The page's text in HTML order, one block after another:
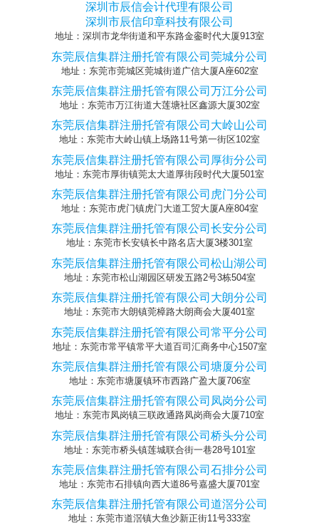
深圳市辰信会计代理有限公司
深圳市辰信印章科技有限公司
地址：深圳市龙华街道和平东路金銮时代大厦913室
东莞辰信集群注册托管有限公司莞城分公司
地址：东莞市莞城区莞城街道广信大厦A座602室
东莞辰信集群注册托管有限公司万江分公司
地址：东莞市万江街道大莲塘社区鑫源大厦302室
东莞辰信集群注册托管有限公司大岭山公司
地址：东莞市大岭山镇上场路11号第一街区102室
东莞辰信集群注册托管有限公司厚街分公司
地址：东莞市厚街镇莞太大道厚街段时代大厦501室
东莞辰信集群注册托管有限公司虎门分公司
地址：东莞市虎门镇虎门大道工贸大厦A座804室
东莞辰信集群注册托管有限公司长安分公司
地址：东莞市长安镇长中路名店大厦3楼301室
东莞辰信集群注册托管有限公司松山湖公司
地址：东莞市松山湖园区研发五路2号3栋504室
东莞辰信集群注册托管有限公司大朗分公司
地址：东莞市大朗镇莞樟路大朗商会大厦401室
东莞辰信集群注册托管有限公司常平分公司
地址：东莞市常平镇常平大道百司汇商务中心1507室
东莞辰信集群注册托管有限公司塘厦分公司
地址：东莞市塘厦镇环市西路广盈大厦706室
东莞辰信集群注册托管有限公司凤岗分公司
地址：东莞市凤岗镇三联政通路凤岗商会大厦710室
东莞辰信集群注册托管有限公司桥头分公司
地址：东莞市桥头镇莲城联合街一巷28号101室
东莞辰信集群注册托管有限公司石排分公司
地址：东莞市石排镇向西大道86号嘉盛大厦701室
东莞辰信集群注册托管有限公司道滘分公司
地址：东莞市道滘镇大鱼沙新正街11号333室